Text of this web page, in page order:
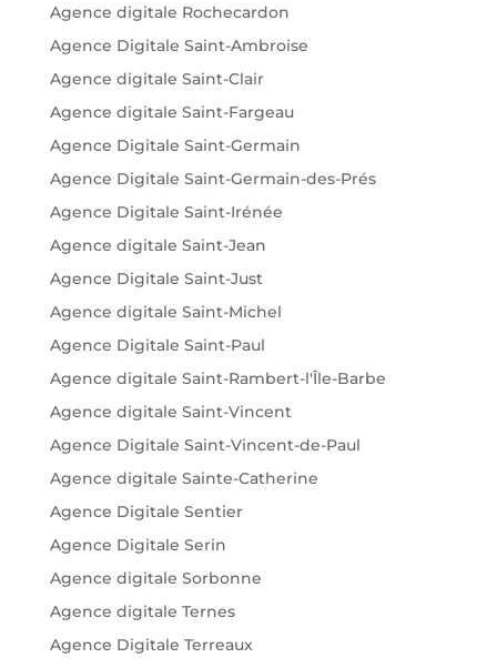
Agence digitale Rochecardon
Agence Digitale Saint-Ambroise
Agence digitale Saint-Clair
Agence digitale Saint-Fargeau
Agence Digitale Saint-Germain
Agence Digitale Saint-Germain-des-Prés
Agence Digitale Saint-Irénée
Agence digitale Saint-Jean
Agence Digitale Saint-Just
Agence digitale Saint-Michel
Agence Digitale Saint-Paul
Agence digitale Saint-Rambert-l'Île-Barbe
Agence digitale Saint-Vincent
Agence Digitale Saint-Vincent-de-Paul
Agence digitale Sainte-Catherine
Agence Digitale Sentier
Agence Digitale Serin
Agence digitale Sorbonne
Agence digitale Ternes
Agence Digitale Terreaux